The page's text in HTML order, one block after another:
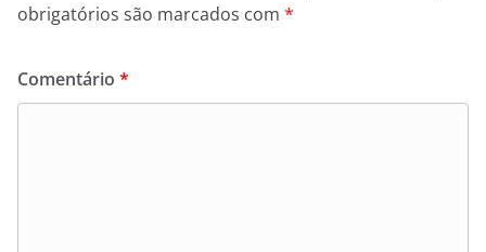
obrigatórios são marcados com *
Comentário *